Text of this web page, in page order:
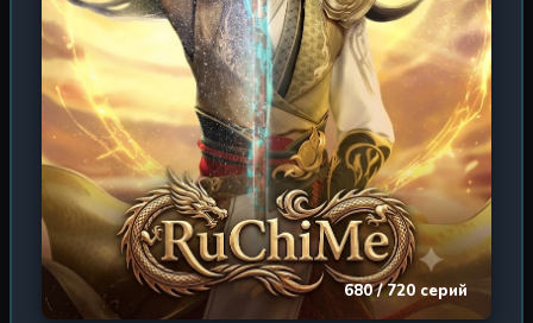
путешествие, полное эпических битв, мудрости древних
даосов и тонкостей культивации.
680 / 720 серий